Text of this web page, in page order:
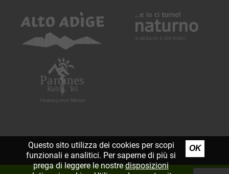
Questo sito utilizza dei cookies per scopi
funzionali e analitici. Per saperne di più si
prega di leggere le nostredisposizioni
OK